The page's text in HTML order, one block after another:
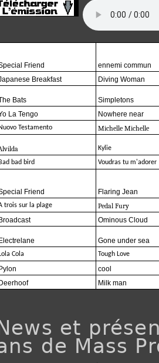
Friend
ennemi commun
Breakfast
Diving Woman
Bats
Simpletons
La Tengo
Nowhere near
Testamento Michelle Michelle
Kylie
Bad bad bird
Voudras tu m'adorer
Friend Flaring Jean
trois sur la plage
Pedal Fury
Broadcast
Ominous Cloud
Electrelane Gone under sea
Cola Tough Love
Pylon
cool
Deerhoof
Milk man
et
de Mass